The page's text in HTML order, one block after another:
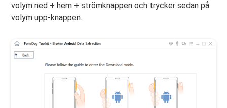
volym ned + hem + strömknappen och trycker sedan på
volym upp-knappen.